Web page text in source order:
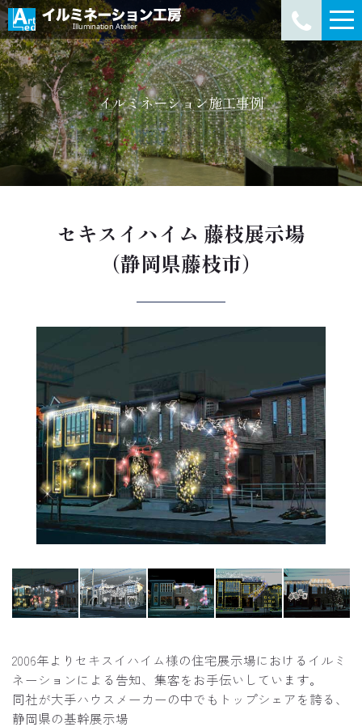
イルミネーション施工事例
セキスイハイム 藤枝展示場
（静岡県藤枝市）
2006年よりセキスイハイム様の住宅展示場におけるイルミ
ネーションによる告知、集客をお手伝いしています。
同社が大手ハウスメーカーの中でもトップシェアを誇る、
静岡県の基幹展示場